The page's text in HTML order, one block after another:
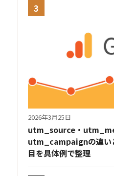
3
2026年3月25日
utm_source・
utm_campaignの違い
目を具体例で整理